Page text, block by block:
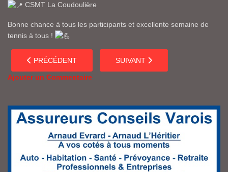
CSMT La Coudoulière
Bonne chance à tous les participants et excellente semaine de
tennis à tous !
ARTICLE PRÉCÉDENT : LES PADELS AU CSMT
PRÉCÉDENT ARTICLE SUIVANT : LE FUTUR
SUIVANT
Ajouter un Commentaire